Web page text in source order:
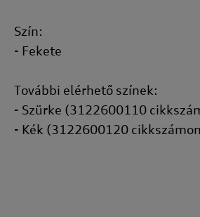
Szín:
- Fekete
További elérhető színek:
- Szürke (3122600110
- Kék (3122600120